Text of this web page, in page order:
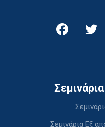
Σεμινάρια Εξ